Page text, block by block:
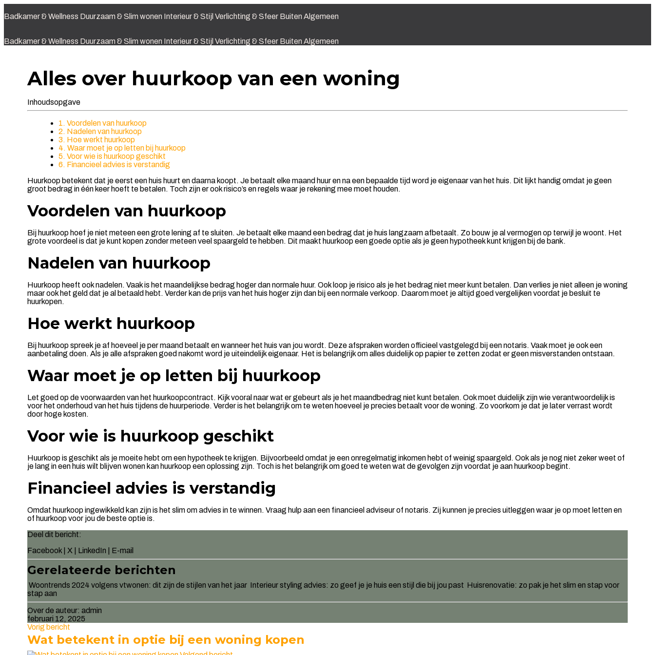
Badkamer & Wellness Duurzaam & Slim wonen Interieur & Stijl Verlichting & Sfeer Buiten Algemeen
Badkamer & Wellness Duurzaam & Slim wonen Interieur & Stijl Verlichting & Sfeer Buiten Algemeen
Alles over huurkoop van een woning
Inhoudsopgave
1. Voordelen van huurkoop
2. Nadelen van huurkoop
3. Hoe werkt huurkoop
4. Waar moet je op letten bij huurkoop
5. Voor wie is huurkoop geschikt
6. Financieel advies is verstandig
Huurkoop betekent dat je eerst een huis huurt en daarna koopt. Je betaalt elke maand huur en na een bepaalde tijd word je eigenaar van het huis. Dit lijkt handig omdat je geen
groot bedrag in één keer hoeft te betalen. Toch zijn er ook risico’s en regels waar je rekening mee moet houden.
Voordelen van huurkoop
Bij huurkoop hoef je niet meteen een grote lening af te sluiten. Je betaalt elke maand een bedrag dat je huis langzaam afbetaalt. Zo bouw je al vermogen op terwijl je woont. Het
grote voordeel is dat je kunt kopen zonder meteen veel spaargeld te hebben. Dit maakt huurkoop een goede optie als je geen hypotheek kunt krijgen bij de bank.
Nadelen van huurkoop
Huurkoop heeft ook nadelen. Vaak is het maandelijkse bedrag hoger dan normale huur. Ook loop je risico als je het bedrag niet meer kunt betalen. Dan verlies je niet alleen je woning
maar ook het geld dat je al betaald hebt. Verder kan de prijs van het huis hoger zijn dan bij een normale verkoop. Daarom moet je altijd goed vergelijken voordat je besluit te
huurkopen.
Hoe werkt huurkoop
Bij huurkoop spreek je af hoeveel je per maand betaalt en wanneer het huis van jou wordt. Deze afspraken worden officieel vastgelegd bij een notaris. Vaak moet je ook een
aanbetaling doen. Als je alle afspraken goed nakomt word je uiteindelijk eigenaar. Het is belangrijk om alles duidelijk op papier te zetten zodat er geen misverstanden ontstaan.
Waar moet je op letten bij huurkoop
Let goed op de voorwaarden van het huurkoopcontract. Kijk vooral naar wat er gebeurt als je het maandbedrag niet kunt betalen. Ook moet duidelijk zijn wie verantwoordelijk is
voor het onderhoud van het huis tijdens de huurperiode. Verder is het belangrijk om te weten hoeveel je precies betaalt voor de woning. Zo voorkom je dat je later verrast wordt
door hoge kosten.
Voor wie is huurkoop geschikt
Huurkoop is geschikt als je moeite hebt om een hypotheek te krijgen. Bijvoorbeeld omdat je een onregelmatig inkomen hebt of weinig spaargeld. Ook als je nog niet zeker weet of
je lang in een huis wilt blijven wonen kan huurkoop een oplossing zijn. Toch is het belangrijk om goed te weten wat de gevolgen zijn voordat je aan huurkoop begint.
Financieel advies is verstandig
Omdat huurkoop ingewikkeld kan zijn is het slim om advies in te winnen. Vraag hulp aan een financieel adviseur of notaris. Zij kunnen je precies uitleggen waar je op moet letten en
of huurkoop voor jou de beste optie is.
Deel dit bericht:
Facebook
X LinkedIn E-mail
Gerelateerde berichten
Woontrends 2024 volgens vtwonen: dit zijn de stijlen van het jaar Interieur styling advies: zo geef je je huis een stijl die bij jou past Huisrenovatie: zo pak je het slim en stap voor
stap aan
Over de auteur: admin
februari 12, 2025
Vorig bericht
Wat betekent in optie bij een woning kopen